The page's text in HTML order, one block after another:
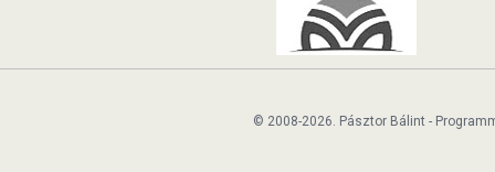
© 2008-2026. Pásztor Bálint -